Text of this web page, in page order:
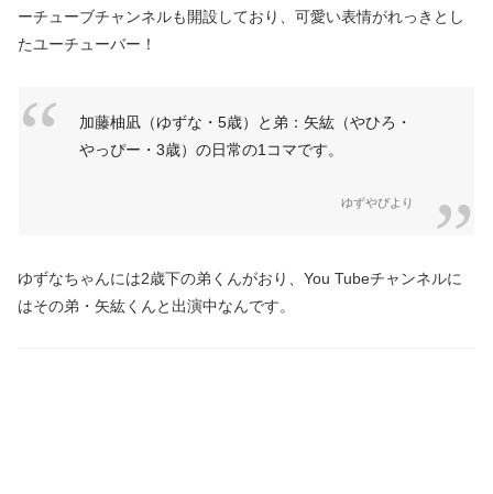
ーチューブチャンネルも開設しており、可愛い表情がれっきとし
たユーチューバー！
加藤柚凪（ゆずな・5歳）と弟：矢紘（やひろ・
やっぴー・3歳）の日常の1コマです。
ゆずやぴより
ゆずなちゃんには2歳下の弟くんがおり、You Tubeチャンネルに
はその弟・矢紘くんと出演中なんです。